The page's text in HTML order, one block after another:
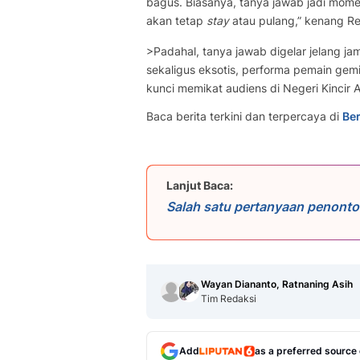
akan tetap stayatau pulang,” kenang
>Padahal, tanya jawab digelar jelang
sekaligus eksotis, performa pemain
kunci memikat audiens di Negeri Kincir
Baca berita terkini dan terpercaya di
Lanjut Baca:
Salah satu pertanyaan
membuktikan, Gowok:
ini adalah director’s cut
Bramantyo dalam film ini
membahas insiden 1965,”
Wayan Diananto, Ratnaning Asih
Tim Redaksi
Add as a preferred source